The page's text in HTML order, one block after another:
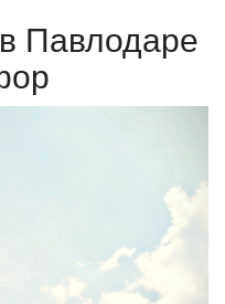
Павлодаре